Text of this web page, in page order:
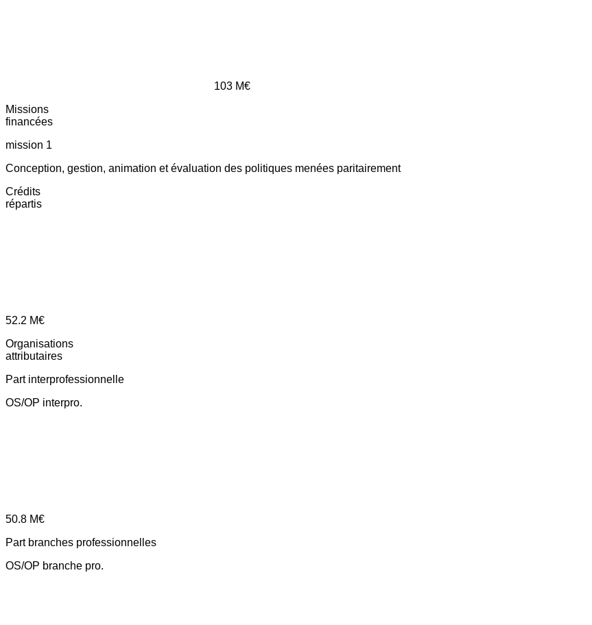
103 M€
Missions
financées
mission 1
Conception, gestion, animation et évaluation des politiques menées paritairement
Crédits
répartis
52.2 M€
Organisations
attributaires
Part interprofessionnelle
OS/OP interpro.
50.8 M€
Part branches professionnelles
OS/OP branche pro.